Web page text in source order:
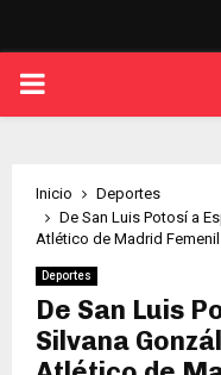
PRIMARY
Inicio
Deportes
De San Luis Potosí a
Atlético de Madrid Femenil
Deportes
De San Luis
Silvana